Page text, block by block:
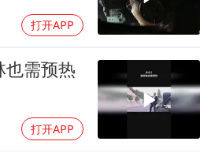
打开APP
也需预热
打开APP